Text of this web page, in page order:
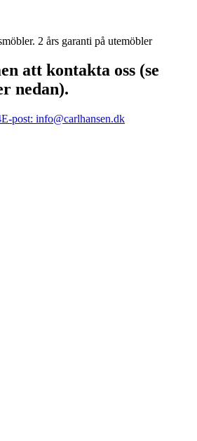
2 års garanti på utemöbler
att kontakta oss (se
nedan).
E-post: info@carlhansen.dk